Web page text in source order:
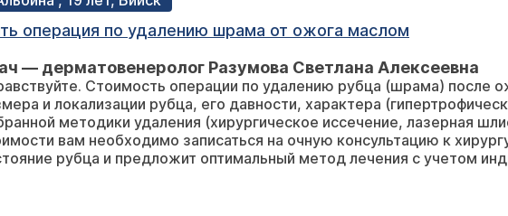
операция по удалению шрама от ожога маслом
— дерматовенеролог Разумова Светлана Алексеевна
Стоимость операции по удалению рубца (шрама) после
и локализации рубца, его давности, характера
методики удаления (хирургическое иссечение, лазерная
вам необходимо записаться на очную консультацию к
рубца и предложит оптимальный метод лечения с учетом